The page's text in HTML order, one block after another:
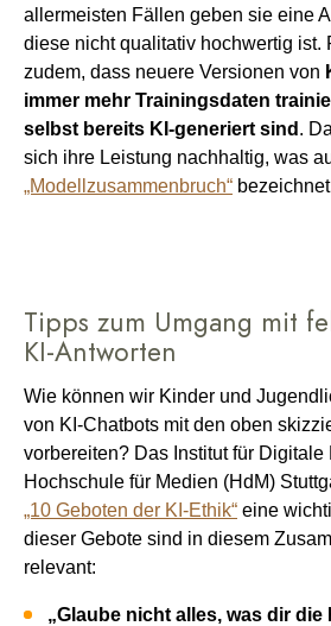
allermeisten Fällen geben sie eine
diese nicht qualitativ hochwertig ist.
zudem, dass neuere Versionen von
immer mehr Trainingsdaten
selbst bereits KI-generiert sind .
sich ihre Leistung nachhaltig, was
„Modellzusammenbruch“
Tipps zum Umgang mit
KI-Antworten
Wie können wir Kinder und
von KI-Chatbots mit den oben
vorbereiten? Das Institut für Digitale
Hochschule für Medien (HdM)
„10 Geboten der KI-Ethik“ eine
dieser Gebote sind in diesem
relevant:
„Glaube nicht alles, was dir die